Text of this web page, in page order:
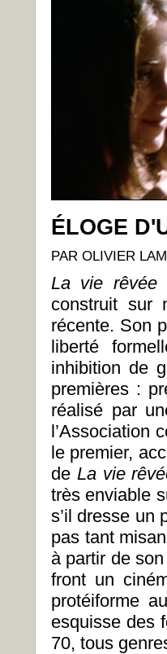
ÉLOGE
PAR OLIVIER
La vie rêvée
construit sur
récente. Son
liberté
inhibition de
premières :
réalisé par
l’Association
le premier,
de La vie
très enviable
s’il dresse un
pas tant
à partir de
front un
protéiforme
esquisse des
70, tous